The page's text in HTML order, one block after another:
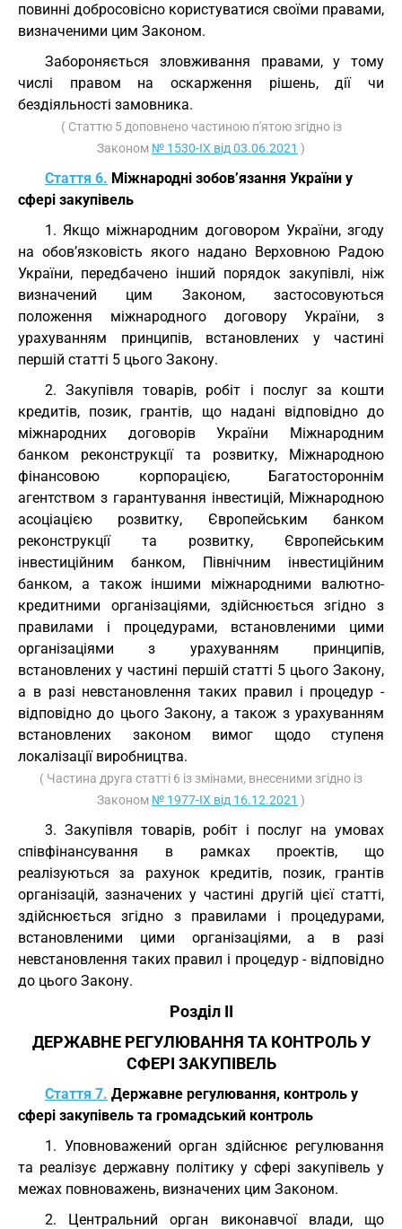
повинні добросовісно користуватися своїми правами,
визначеними цим Законом.
Забороняється зловживання правами, у тому
числі правом на оскарження рішень, дії чи
бездіяльності замовника.
( Статтю 5 доповнено частиною п'ятою згідно із
Законом № 1530-IX від 03.06.2021 )
Стаття 6. Міжнародні зобов’язання України у
сфері закупівель
1. Якщо міжнародним договором України, згоду
на обов’язковість якого надано Верховною Радою
України, передбачено інший порядок закупівлі, ніж
визначений цим Законом, застосовуються
положення міжнародного договору України, з
урахуванням принципів, встановлених у частині
першій статті 5 цього Закону.
2. Закупівля товарів, робіт і послуг за кошти
кредитів, позик, грантів, що надані відповідно до
міжнародних договорів України Міжнародним
банком реконструкції та розвитку, Міжнародною
фінансовою корпорацією, Багатостороннім
агентством з гарантування інвестицій, Міжнародною
асоціацією розвитку, Європейським банком
реконструкції та розвитку, Європейським
інвестиційним банком, Північним інвестиційним
банком, а також іншими міжнародними валютно-
кредитними організаціями, здійснюється згідно з
правилами і процедурами, встановленими цими
організаціями з урахуванням принципів,
встановлених у частині першій статті 5 цього Закону,
а в разі невстановлення таких правил і процедур -
відповідно до цього Закону, а також з урахуванням
встановлених законом вимог щодо ступеня
локалізації виробництва.
( Частина друга статті 6 із змінами, внесеними згідно із
Законом № 1977-IX від 16.12.2021 )
3. Закупівля товарів, робіт і послуг на умовах
співфінансування в рамках проектів, що
реалізуються за рахунок кредитів, позик, грантів
організацій, зазначених у частині другій цієї статті,
здійснюється згідно з правилами і процедурами,
встановленими цими організаціями, а в разі
невстановлення таких правил і процедур - відповідно
до цього Закону.
Розділ II
ДЕРЖАВНЕ РЕГУЛЮВАННЯ ТА КОНТРОЛЬ У
СФЕРІ ЗАКУПІВЕЛЬ
Стаття 7. Державне регулювання, контроль у
сфері закупівель та громадський контроль
1. Уповноважений орган здійснює регулювання
та реалізує державну політику у сфері закупівель у
межах повноважень, визначених цим Законом.
2. Центральний орган виконавчої влади, що